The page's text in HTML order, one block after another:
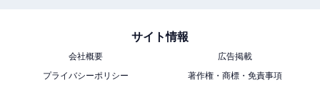
サイト情報
会社概要
広告掲載
プライバシーポリシー
著作権・商標・免責事項